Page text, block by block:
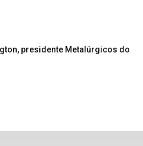
presidente Metalúrgicos do